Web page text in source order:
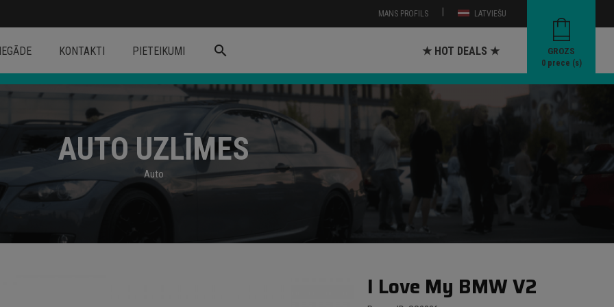
LATVIEŠU
|
MANS PROFILS
GROZS
0prece (s)
KONTAKTI PIETEIKUMI search ★ HOT DEALS ★
AUTO UZLĪMES
Auto
I Love My BMW V2